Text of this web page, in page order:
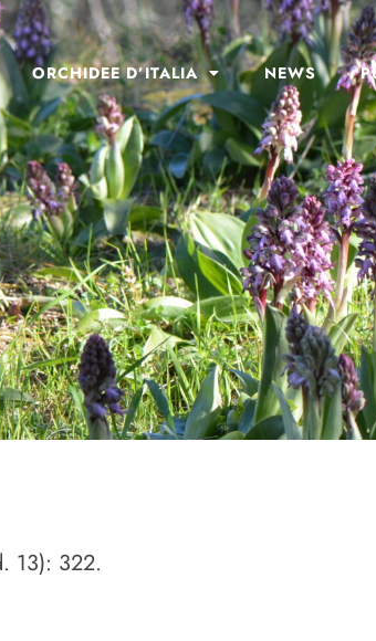
ORCHIDEE D’ITALIA NEWS
13): 322.